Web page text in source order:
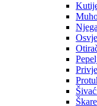
Škare